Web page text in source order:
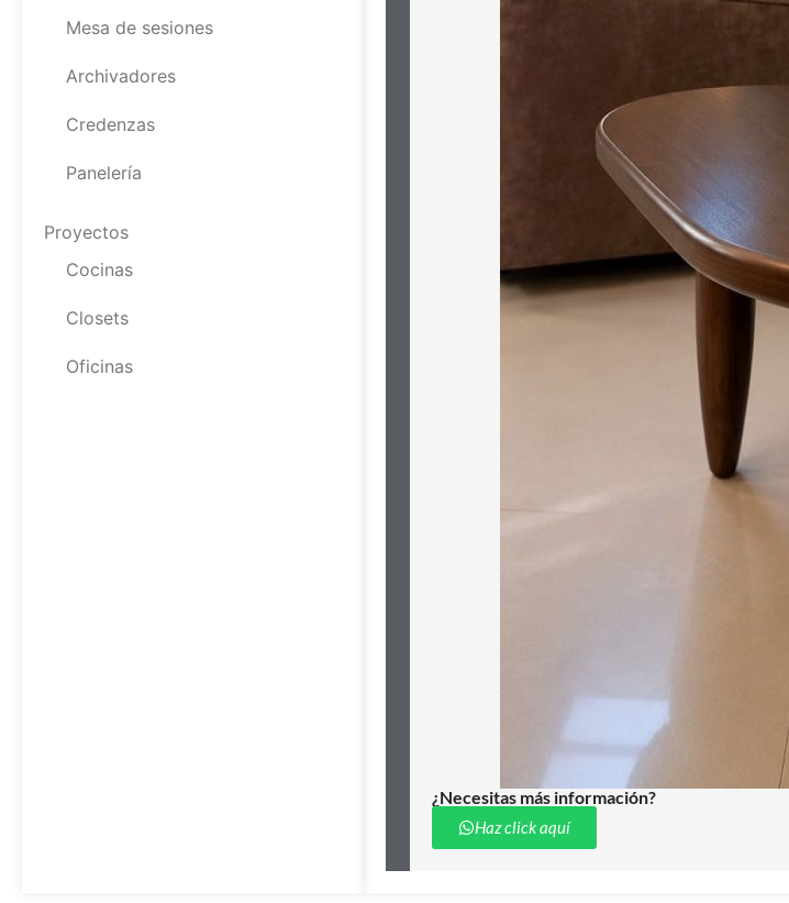
Mesa de sesiones
Archivadores
Credenzas
Panelería
Proyectos
Cocinas
Closets
Oficinas
¿Necesitas más información?
Haz click aquí